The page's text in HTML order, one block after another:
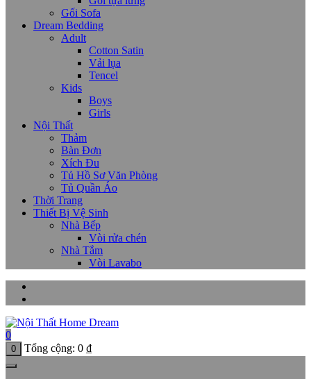
Gối Sofa
Dream Bedding
Adult
Cotton Satin
Vải lụa
Tencel
Kids
Boys
Girls
Nội Thất
Thảm
Bàn Đơn
Xích Đu
Tủ Hồ Sơ Văn Phòng
Tủ Quần Áo
Thời Trang
Thiết Bị Vệ Sinh
Nhà Bếp
Vòi rửa chén
Nhà Tắm
Vòi Lavabo
0
0 Tổng cộng: 0 ₫